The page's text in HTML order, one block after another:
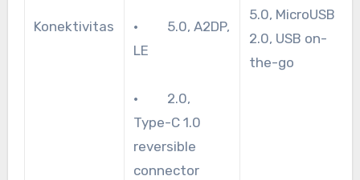
Konektivitas
· 5.0, A2DP,
LE
· 2.0,
Type-C 1.0
reversible
connector
5.0, MicroUSB
2.0, USB on-
the-go